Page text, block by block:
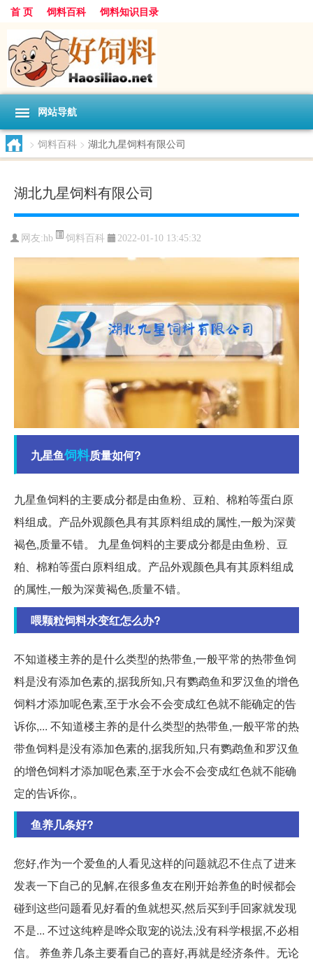
首 页 饲料百科 饲料知识目录
网站导航
> 饲料百科 > 湖北九星饲料有限公司
湖北九星饲料有限公司
网友:hb 饲料百科 2022-01-10 13:45:32
九星鱼饲料质量如何?
九星鱼饲料的主要成分都是由鱼粉、豆粕、棉粕等蛋白原
料组成。产品外观颜色具有其原料组成的属性,一般为深黄
褐色,质量不错。 九星鱼饲料的主要成分都是由鱼粉、豆
粕、棉粕等蛋白原料组成。产品外观颜色具有其原料组成
的属性,一般为深黄褐色,质量不错。
喂颗粒饲料水变红怎么办?
不知道楼主养的是什么类型的热带鱼,一般平常的热带鱼饲
料是没有添加色素的,据我所知,只有鹦鹉鱼和罗汉鱼的增色
饲料才添加呢色素,至于水会不会变成红色就不能确定的告
诉你,... 不知道楼主养的是什么类型的热带鱼,一般平常的热
带鱼饲料是没有添加色素的,据我所知,只有鹦鹉鱼和罗汉鱼
的增色饲料才添加呢色素,至于水会不会变成红色就不能确
定的告诉你,。
鱼养几条好?
您好,作为一个爱鱼的人看见这样的问题就忍不住点了进来
发表一下自己的见解,在很多鱼友在刚开始养鱼的时候都会
碰到这些问题看见好看的鱼就想买,然后买到手回家就发现
不是... 不过这纯粹是哗众取宠的说法,没有科学根据,不必相
信。 养鱼养几条主要看自己的喜好,再就是经济条件。无论